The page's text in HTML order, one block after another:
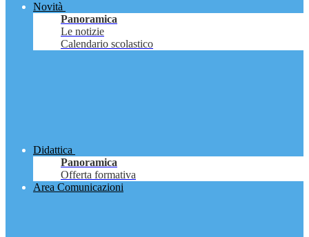
Novità
Panoramica
Le notizie
Calendario scolastico
Didattica
Panoramica
Offerta formativa
Area Comunicazioni